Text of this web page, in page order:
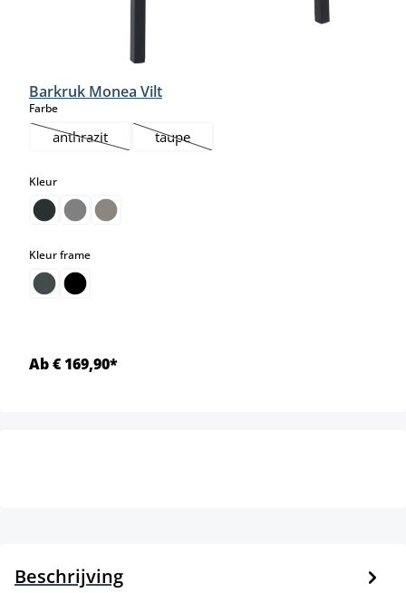
Barkruk Monea Vilt
Farbeselect
anthrazit
(Deze optie is momenteel niet beschikbaar.)
taupe
(Deze optie is momenteel niet beschikbaar.)
Kleurselect
Kleur frameselect
Ab € 169,90*
Beschrijving